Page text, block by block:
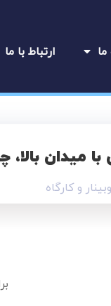
ما ارتباط با ما
با میدان
وبینار و کارگاه